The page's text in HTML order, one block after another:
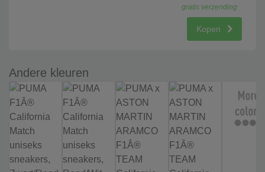
gratis verzending
Kopen
Andere kleuren